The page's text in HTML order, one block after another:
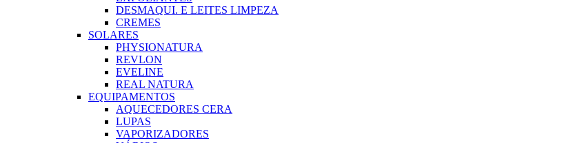
DESMAQUI. E LEITES LIMPEZA
CREMES
SOLARES
PHYSIONATURA
REVLON
EVELINE
REAL NATURA
EQUIPAMENTOS
AQUECEDORES CERA
LUPAS
VAPORIZADORES